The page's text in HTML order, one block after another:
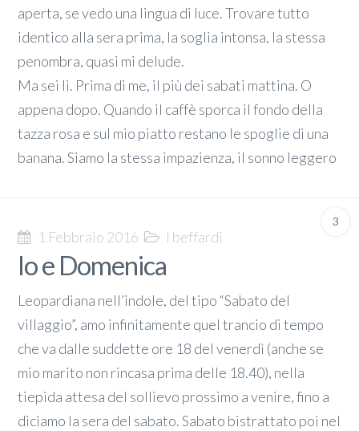
aperta, se vedo una lingua di luce. Trovare tutto
identico alla sera prima, la soglia intonsa, la stessa
penombra, quasi mi delude.
Ma sei lì. Prima di me, il più dei sabati mattina. O
appena dopo. Quando il caffè sporca il fondo della
tazza rosa e sul mio piatto restano le spoglie di una
banana. Siamo la stessa impazienza, il sonno leggero
3
1 Febbraio 2016 I beffardi
Io e Domenica
Leopardiana nell’indole, del tipo “Sabato del
villaggio”, amo infinitamente quel trancio di tempo
che va dalle suddette ore 18 del venerdì (anche se
mio marito non rincasa prima delle 18.40), nella
tiepida attesa del sollievo prossimo a venire, fino a
diciamo la sera del sabato. Sabato bistrattato poi nel